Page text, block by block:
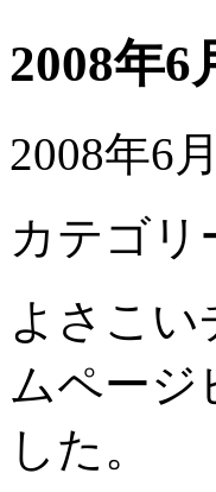
2008年6
2008年6
カテゴリ
よさこ
ムペー
した。